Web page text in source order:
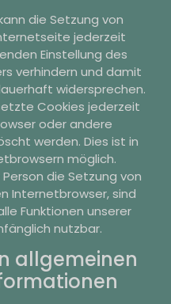
die Setzung von
jederzeit
Einstellung des
verhindern und damit
widersprechen.
Cookies jederzeit
oder andere
werden. Dies ist in
möglich.
die Setzung von
Internetbrowser, sind
Funktionen unserer
nutzbar.
allgemeinen